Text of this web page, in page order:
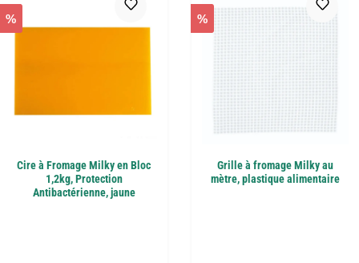
%
Cire à Fromage Milky en Bloc
1,2kg, Protection
Antibactérienne, jaune
%
Grille à fromage Milky au
mètre, plastique alimentaire